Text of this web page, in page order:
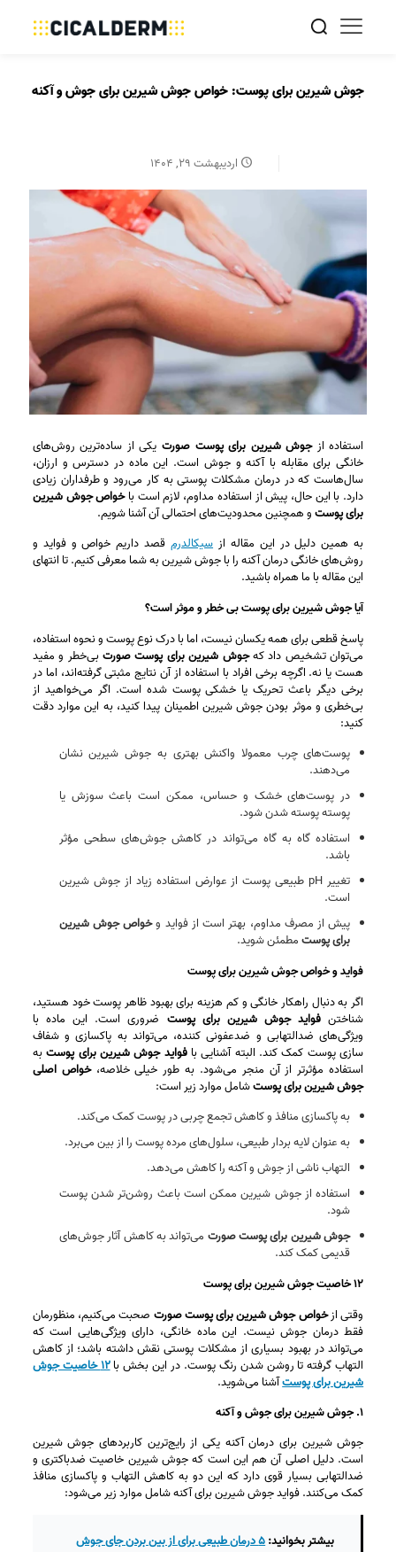
جوش شیرین برای پوست: خواص جوش شیرین برای جوش و آکنه
اردیبهشت ۲۹, ۱۴۰۴
استفاده ازجوش شیرین برای پوست صورت یکی از ساده‌ترین روش‌های
خانگی برای مقابله با آکنه و جوش است. این ماده در دسترس و ارزان،
سال‌هاست که در درمان مشکلات پوستی به کار می‌رود و طرفداران زیادی
دارد. با این حال، پیش از استفاده مداوم، لازم است باخواص جوش شیرین
برای پوستو همچنین محدودیت‌های احتمالی آن آشنا شویم.
به همین دلیل در این مقاله از سیکالدرمقصد داریم خواص و فواید و
روش‌های خانگی درمان آکنه را با جوش شیرین به شما معرفی کنیم. تا انتهای
این مقاله با ما همراه باشید.
آیا جوش شیرین برای پوست بی خطر و موثر است؟
پاسخ قطعی برای همه یکسان نیست، اما با درک نوع پوست و نحوه استفاده،
می‌توان تشخیص داد کهجوش شیرین برای پوست صورتبی‌خطر و مفید
هست یا نه. اگرچه برخی افراد با استفاده از آن نتایج مثبتی گرفته‌اند، اما در
برخی دیگر باعث تحریک یا خشکی پوست شده است. اگر می‌خواهید از
بی‌خطری و موثر بودن جوش شیرین اطمینان پیدا کنید، به این موارد دقت
کنید:
پوست‌های چرب معمولا واکنش بهتری به جوش شیرین نشان
می‌دهند.
در پوست‌های خشک و حساس، ممکن است باعث سوزش یا
پوسته‌ پوسته شدن شود.
استفاده گاه‌ به‌ گاه می‌تواند در کاهش جوش‌های سطحی مؤثر
باشد.
تغییر pH طبیعی پوست از عوارض استفاده زیاد از جوش شیرین
است.
پیش از مصرف مداوم، بهتر است از فواید وخواص جوش شیرین
برای پوستمطمئن شوید.
فواید و خواص جوش شیرین برای پوست
اگر به دنبال راهکار خانگی و کم‌ هزینه برای بهبود ظاهر پوست خود هستید،
شناختن فواید جوش شیرین برای پوست ضروری است. این ماده با
ویژگی‌های ضدالتهابی و ضدعفونی‌ کننده، می‌تواند به پاکسازی و شفاف‌
سازی پوست کمک کند. البته آشنایی بافواید جوش شیرین برای پوستبه
استفاده مؤثرتر از آن منجر می‌شود. به‌ طور خیلی خلاصه،خواص اصلی
جوش شیرین برای پوستشامل موارد زیر است:
به پاکسازی منافذ و کاهش تجمع چربی در پوست کمک می‌کند.
به عنوان لایه‌ بردار طبیعی، سلول‌های مرده پوست را از بین می‌برد.
التهاب ناشی از جوش و آکنه را کاهش می‌دهد.
استفاده از جوش شیرین ممکن است باعث روشن‌تر شدن پوست
شود.
جوش شیرین برای پوست صورت می‌تواند به کاهش آثار جوش‌های
قدیمی کمک کند.
۱۲ خاصیت جوش شیرین برای پوست
وقتی ازخواص جوش شیرین برای پوست صورت صحبت می‌کنیم، منظورمان
فقط درمان جوش نیست. این ماده خانگی، دارای ویژگی‌هایی است که
می‌تواند در بهبود بسیاری از مشکلات پوستی نقش داشته باشد؛ از کاهش
التهاب گرفته تا روشن شدن رنگ پوست. در این بخش با ۱۲ خاصیت جوش
شیرین برای پوستآشنا می‌شوید.
۱. جوش شیرین برای جوش و آکنه
جوش شیرین برای درمان آکنه یکی از رایج‌ترین کاربردهای جوش شیرین
است. دلیل اصلی آن هم این است که جوش شیرین خاصیت ضدباکتری و
ضدالتهابی بسیار قوی دارد که این دو به کاهش التهاب و پاکسازی منافذ
کمک می‌کنند. فواید جوش شیرین برای آکنه شامل موارد زیر می‌شود:
بیشتر بخوانید:۵ درمان طبیعی برای از بین بردن جای جوش